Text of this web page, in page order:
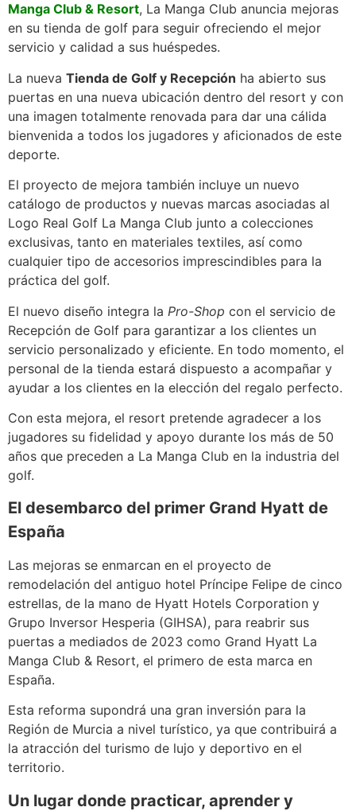
Manga Club & Resort, La Manga Club anuncia mejoras
en su tienda de golf para seguir ofreciendo el mejor
servicio y calidad a sus huéspedes.
La nueva Tienda de Golf y Recepción ha abierto sus
puertas en una nueva ubicación dentro del resort y con
una imagen totalmente renovada para dar una cálida
bienvenida a todos los jugadores y aficionados de este
deporte.
El proyecto de mejora también incluye un nuevo
catálogo de productos y nuevas marcas asociadas al
Logo Real Golf La Manga Club junto a colecciones
exclusivas, tanto en materiales textiles, así como
cualquier tipo de accesorios imprescindibles para la
práctica del golf.
El nuevo diseño integra la Pro-Shop con el servicio de
Recepción de Golf para garantizar a los clientes un
servicio personalizado y eficiente. En todo momento, el
personal de la tienda estará dispuesto a acompañar y
ayudar a los clientes en la elección del regalo perfecto.
Con esta mejora, el resort pretende agradecer a los
jugadores su fidelidad y apoyo durante los más de 50
años que preceden a La Manga Club en la industria del
golf.
El desembarco del primer Grand Hyatt de
España
Las mejoras se enmarcan en el proyecto de
remodelación del antiguo hotel Príncipe Felipe de cinco
estrellas, de la mano de Hyatt Hotels Corporation y
Grupo Inversor Hesperia (GIHSA), para reabrir sus
puertas a mediados de 2023 como Grand Hyatt La
Manga Club & Resort, el primero de esta marca en
España.
Esta reforma supondrá una gran inversión para la
Región de Murcia a nivel turístico, ya que contribuirá a
la atracción del turismo de lujo y deportivo en el
territorio.
Un lugar donde practicar, aprender y